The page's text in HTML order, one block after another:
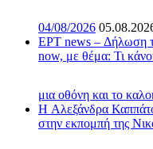
04/08/2026
ΕΡΤ news – Δήλωση
now, με θέμα: Τι
μια οθόνη και το
H Αλεξάνδρα
στην εκπομπή της